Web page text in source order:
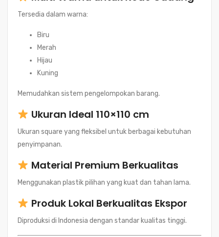
Tersedia dalam warna:
Biru
Merah
Hijau
Kuning
Memudahkan sistem pengelompokan barang.
Ukuran Ideal 110×110 cm
Ukuran square yang fleksibel untuk berbagai kebutuhan
penyimpanan.
Material Premium Berkualitas
Menggunakan plastik pilihan yang kuat dan tahan lama.
Produk Lokal Berkualitas Ekspor
Diproduksi di Indonesia dengan standar kualitas tinggi.